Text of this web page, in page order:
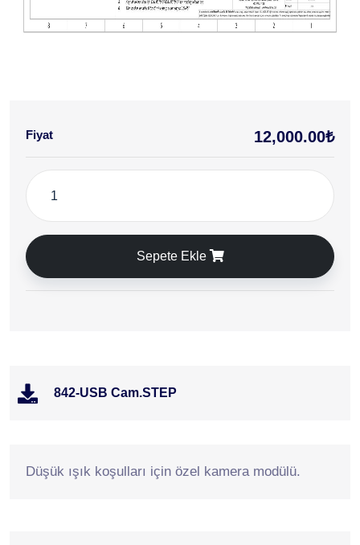
Fiyat 12,000.00₺
Sepete Ekle
842-USB Cam.STEP
Düşük ışık koşulları için özel kamera modülü.